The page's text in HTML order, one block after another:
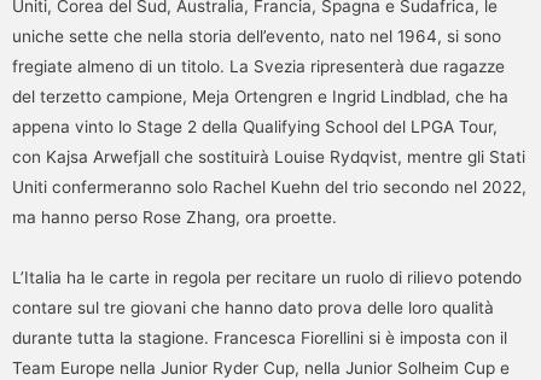
Uniti, Corea del Sud, Australia, Francia, Spagna e Sudafrica, le
uniche sette che nella storia dell’evento, nato nel 1964, si sono
fregiate almeno di un titolo. La Svezia ripresenterà due ragazze
del terzetto campione, Meja Ortengren e Ingrid Lindblad, che ha
appena vinto lo Stage 2 della Qualifying School del LPGA Tour,
con Kajsa Arwefjall che sostituirà Louise Rydqvist, mentre gli Stati
Uniti confermeranno solo Rachel Kuehn del trio secondo nel 2022,
ma hanno perso Rose Zhang, ora proette.
L’Italia ha le carte in regola per recitare un ruolo di rilievo potendo
contare sul tre giovani che hanno dato prova delle loro qualità
durante tutta la stagione. Francesca Fiorellini si è imposta con il
Team Europe nella Junior Ryder Cup, nella Junior Solheim Cup e